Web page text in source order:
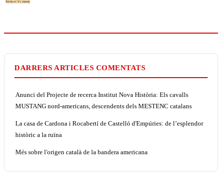
DARRERS ARTICLES COMENTATS
Anunci del Projecte de recerca Institut Nova Història: Els cavalls
MUSTANG nord-americans, descendents dels MESTENC catalans
La casa de Cardona i Rocabertí de Castelló d'Empúries: de l’esplendor
històric a la ruïna
Més sobre l'origen català de la bandera americana